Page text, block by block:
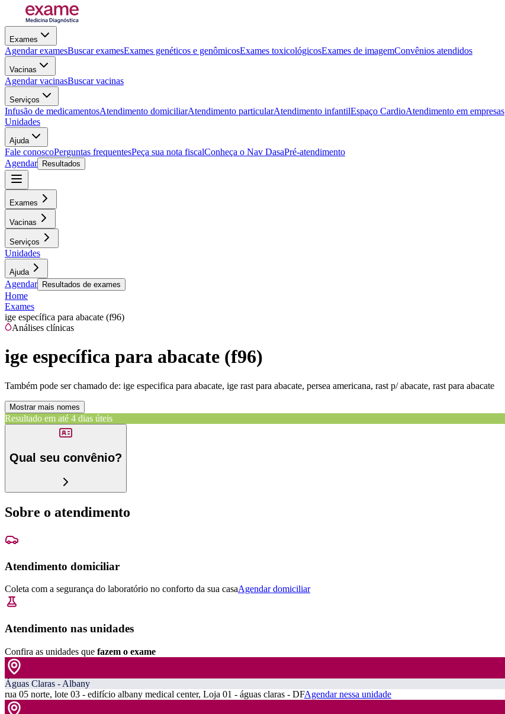
Exames
Agendar examesBuscar examesExames genéticos e genômicosExames toxicológicosExames de imagemConvênios atendidos
Vacinas
Agendar vacinasBuscar vacinas
Serviços
Infusão de medicamentosAtendimento domiciliarAtendimento particularAtendimento infantilEspaço CardioAtendimento em empresas
Unidades
Ajuda
Fale conoscoPerguntas frequentesPeça sua nota fiscalConheça o Nav DasaPré-atendimento
Agendar
Resultados
Exames
Vacinas
Serviços
Unidades
Ajuda
Agendar Resultados de exames
Home
Exames
ige específica para abacate (f96)
Análises clínicas
ige específica para abacate (f96)
Também pode ser chamado de: ige especifica para abacate, ige rast para abacate, persea americana, rast p/ abacate, rast para abacate
Mostrar mais nomes
Resultado em até 4 dias úteis
Qual seu convênio?
Sobre o atendimento
Atendimento domiciliar
Coleta com a segurança do laboratório no conforto da sua casaAgendar domiciliar
Atendimento nas unidades
Confira as unidades que fazem o exame
Águas Claras - Albany
rua 05 norte, lote 03 - edifício albany medical center, Loja 01 - águas claras - DFAgendar nessa unidade